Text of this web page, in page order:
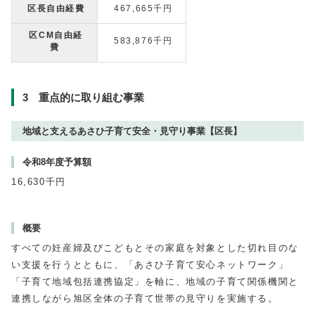
区長自由経費 467,665千円
区CM自由経
費
583,876千円
3 重点的に取り組む事業
地域と支えるあさひ子育て安全・見守り事業【区長】
令和8年度予算額
16,630千円
概要
すべての妊産婦及びこどもとその家庭を対象とした切れ目のな
い支援を行うとともに、「あさひ子育て安心ネットワーク」
「子育て地域包括連携協定」を軸に、地域の子育て関係機関と
連携しながら旭区全体の子育て世帯の見守りを実施する。